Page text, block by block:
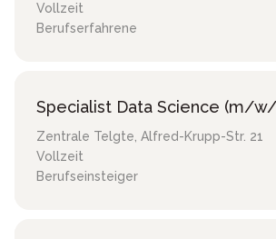
Vollzeit
Berufserfahrene
Specialist Data Science (m/
Zentrale Telgte, Alfred-Krupp-Str. 21
Vollzeit
Berufseinsteiger